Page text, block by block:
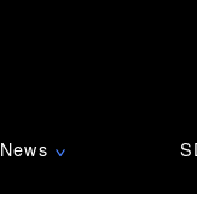
News ∨